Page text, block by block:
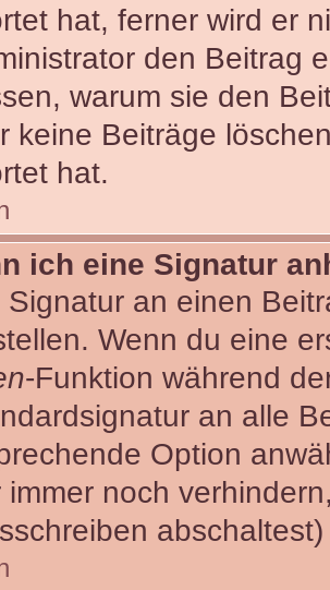
hat, ferner wird er
den Beitrag
warum sie den
keine Beiträge
hat.
ich eine Signatur
Signatur an einen
Wenn du eine
-Funktion während
an alle
Option
immer noch
abschaltest)